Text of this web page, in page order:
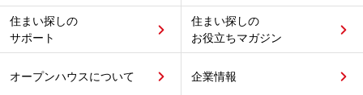
住まい探しの
サポート
住まい探しの
お役立ちマガジン
オープンハウスについて 企業情報